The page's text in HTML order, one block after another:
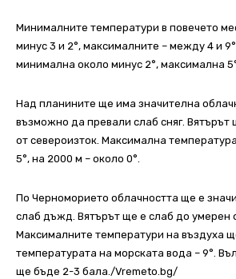
Минималните температури в повечето
минус 3 и 2°, максималните – между 4 и
минимална около минус 2°, максимална
Над планините ще има значителна
възможно да превали слаб сняг. Вятърът
от североизток. Максимална
5°, на 2000 м – около 0°.
По Черноморието облачността ще е
слаб дъжд. Вятърът ще е слаб до умерен
Максималните температури на въздуха
температурата на морската вода – 9°.
ще бъде 2-3 бала./Vremeto.bg/